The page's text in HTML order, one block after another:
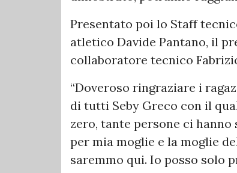
Presentato poi lo Staff
atletico Davide Pantano, il
collaboratore tecnico
“Doveroso ringraziare i
di tutti Seby Greco con il
zero, tante persone ci
per mia moglie e la moglie
saremmo qui. Io posso solo